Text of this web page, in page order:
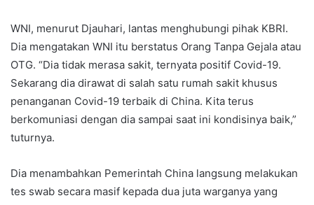
WNI, menurut Djauhari, lantas menghubungi pihak KBRI.
Dia mengatakan WNI itu berstatus Orang Tanpa Gejala atau
OTG. “Dia tidak merasa sakit, ternyata positif Covid-19.
Sekarang dia dirawat di salah satu rumah sakit khusus
penanganan Covid-19 terbaik di China. Kita terus
berkomuniasi dengan dia sampai saat ini kondisinya baik,”
tuturnya.
Dia menambahkan Pemerintah China langsung melakukan
tes swab secara masif kepada dua juta warganya yang